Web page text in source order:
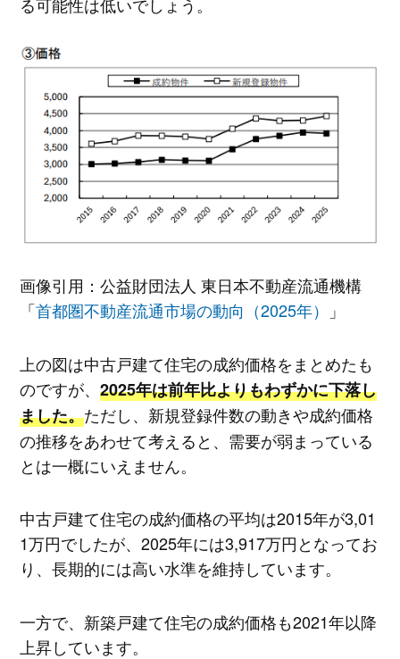
画像引用：公益財団法人 東日本不動産流通機構
「首都圏不動産流通市場の動向（2025年） 」
上の図は中古戸建て住宅の成約価格をまとめたも
のですが、 2025年は前年比よりもわずかに下落し
ました。ただし、新規登録件数の動きや成約価格
の推移をあわせて考えると、需要が弱まっている
とは一概にいえません。
中古戸建て住宅の成約価格の平均は2015年が3,01
1万円でしたが、2025年には3,917万円となってお
り、長期的には高い水準を維持しています。
一方で、新築戸建て住宅の成約価格も2021年以降
上昇しています。